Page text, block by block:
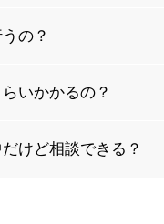
の？
いかかるの？
けど相談できる？